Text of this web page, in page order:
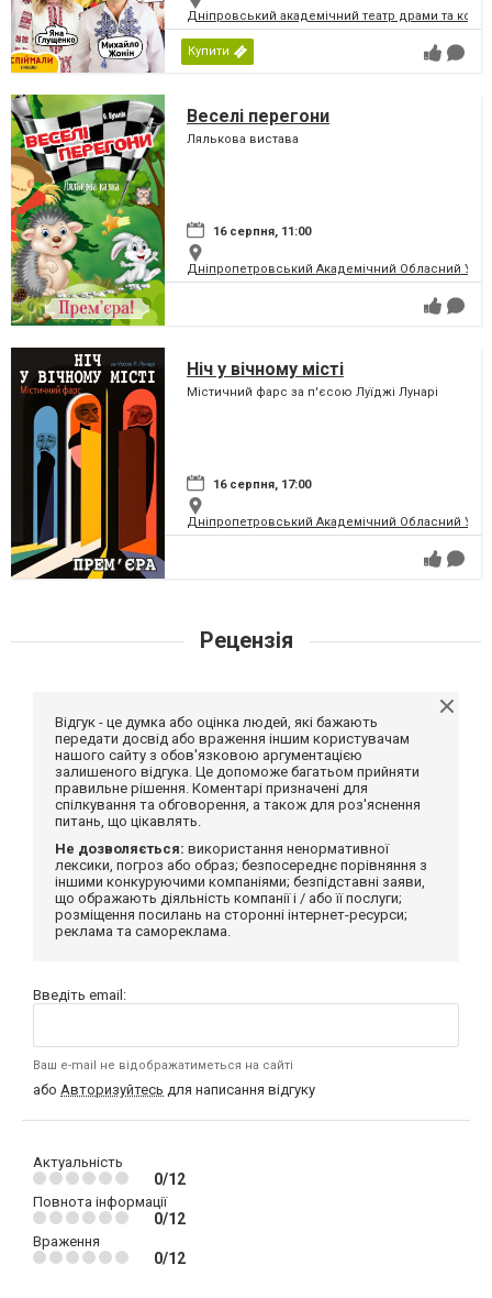
Дніпровський академічний театр драми та
Купити
Веселі перегони
Лялькова вистава
16 серпня, 11:00
Дніпропетровський Академічний Обласний
Ніч у вічному місті
Містичний фарс за п'єсою Луїджі Лунарі
16 серпня, 17:00
Дніпропетровський Академічний Обласний
Рецензія
Відгук - це думка або оцінка людей, які бажають
передати досвід або враження іншим користувачам
нашого сайту з обов'язковою аргументацією
залишеного відгука. Це допоможе багатьом прийняти
правильне рішення. Коментарі призначені для
спілкування та обговорення, а також для роз'яснення
питань, що цікавлять.
Не дозволяється: використання ненормативної
лексики, погроз або образ; безпосереднє порівняння з
іншими конкуруючими компаніями; безпідставні заяви,
що ображають діяльність компанії і / або її послуги;
розміщення посилань на сторонні інтернет-ресурси;
реклама та самореклама.
Введіть email:
Ваш e-mail не відображатиметься на сайті
або Авторизуйтесь для написання відгуку
Актуальність
0/12
Повнота інформації
0/12
Враження
0/12